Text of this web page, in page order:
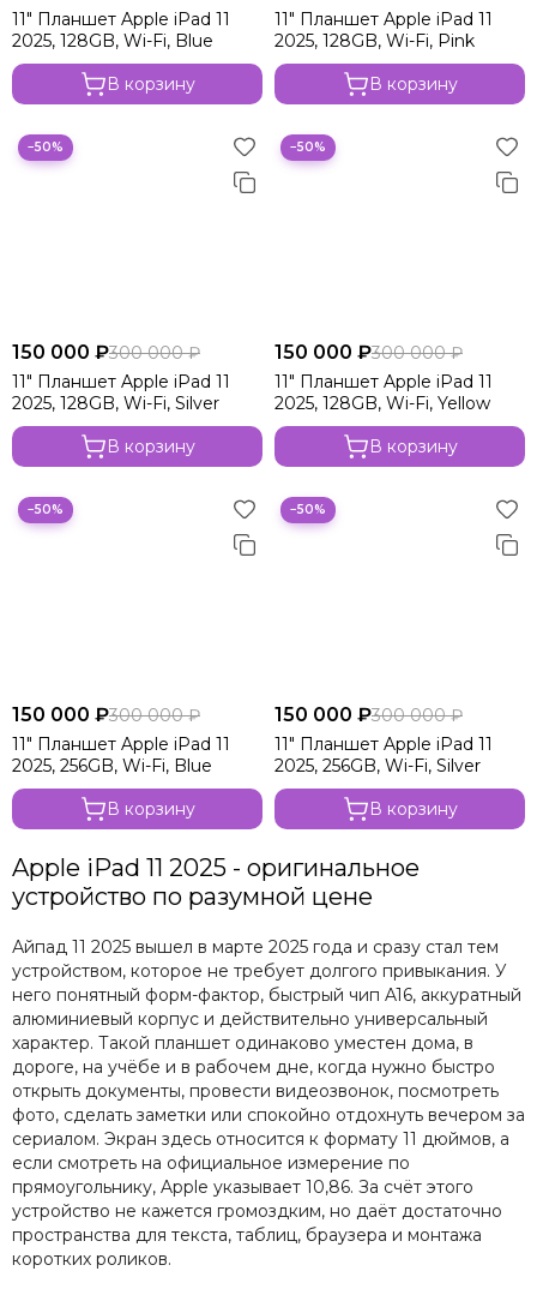
11" Планшет Apple iPad 11
2025, 128GB, Wi-Fi, Blue
В корзину
11" Планшет Apple iPad 11
2025, 128GB, Wi-Fi, Pink
В корзину
−50%
150 000 ₽300 000 ₽
11" Планшет Apple iPad 11
2025, 128GB, Wi-Fi, Silver
В корзину
−50%
150 000 ₽300 000 ₽
11" Планшет Apple iPad 11
2025, 128GB, Wi-Fi, Yellow
В корзину
−50%
150 000 ₽300 000 ₽
11" Планшет Apple iPad 11
2025, 256GB, Wi-Fi, Blue
В корзину
−50%
150 000 ₽300 000 ₽
11" Планшет Apple iPad 11
2025, 256GB, Wi-Fi, Silver
В корзину
Apple iPad 11 2025 - оригинальное
устройство по разумной цене
Айпад 11 2025 вышел в марте 2025 года и сразу стал тем
устройством, которое не требует долгого привыкания. У
него понятный форм-фактор, быстрый чип A16, аккуратный
алюминиевый корпус и действительно универсальный
характер. Такой планшет одинаково уместен дома, в
дороге, на учёбе и в рабочем дне, когда нужно быстро
открыть документы, провести видеозвонок, посмотреть
фото, сделать заметки или спокойно отдохнуть вечером за
сериалом. Экран здесь относится к формату 11 дюймов, а
если смотреть на официальное измерение по
прямоугольнику, Apple указывает 10,86. За счёт этого
устройство не кажется громоздким, но даёт достаточно
пространства для текста, таблиц, браузера и монтажа
коротких роликов.